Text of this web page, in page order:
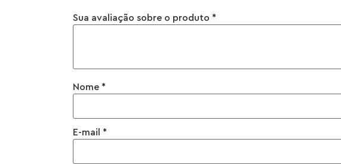
Sua avaliação sobre o produto *
Nome *
E-mail *